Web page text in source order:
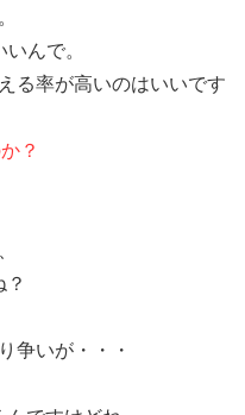
んで。
る率が高いのはいいです
？
争いが・・・